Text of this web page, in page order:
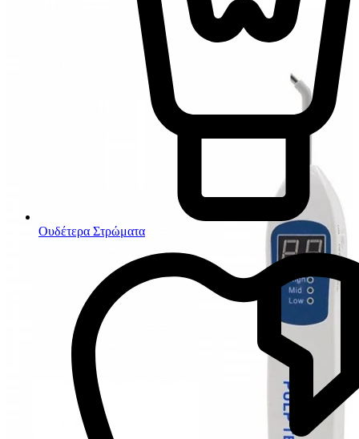
Ουδέτερα Στρώματα